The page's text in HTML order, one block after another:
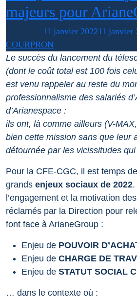
majeurs pour
11 janvier 202211 janvier
COURPRON
Le succès du lancement du
(dont le coût total est 100 fois
est venu rappeler au reste du
professionnalisme des salariés
d’Arianespace :
ils ont, là comme ailleurs (V-
bien cette mission sans que leur
détournée par les vicissitudes
Pour la CFE-CGC, il est temps
grands enjeux sociaux de 2022
l’engagement et la motivation
réclamés par la Direction pour
font face à ArianeGroup :
Enjeu de POUVOIR
Enjeu de CHARGE DE
Enjeu de STATUT SOCIAL
… dans le contexte où :